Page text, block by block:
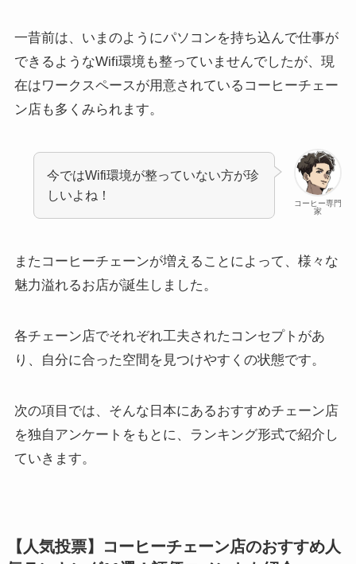
一昔前は、いまのようにパソコンを持ち込んで仕事が
できるようなWifi環境も整っていませんでしたが、現
在はワークスペースが用意されているコーヒーチェー
ン店も多くみられます。
コーヒー専門
家
今ではWifi環境が整っていない方が珍
しいよね！
またコーヒーチェーンが増えることによって、様々な
魅力溢れるお店が誕生しました。
各チェーン店でそれぞれ工夫されたコンセプトがあ
り、自分に合った空間を見つけやすくの状態です。
次の項目では、そんな日本にあるおすすめチェーン店
を独自アンケートをもとに、ランキング形式で紹介し
ていきます。
【人気投票】コーヒーチェーン店のおすすめ人